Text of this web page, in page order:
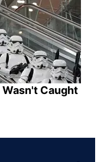
Caught